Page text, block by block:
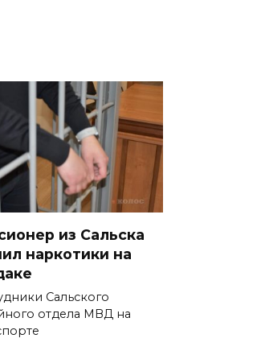
2026 на Дону
признаны 29
18:06
о наблюдении
в Госдуму
8 партий
18:04
врач подготовил
из Сальска
наркотики на
Сальского
отдела МВД на